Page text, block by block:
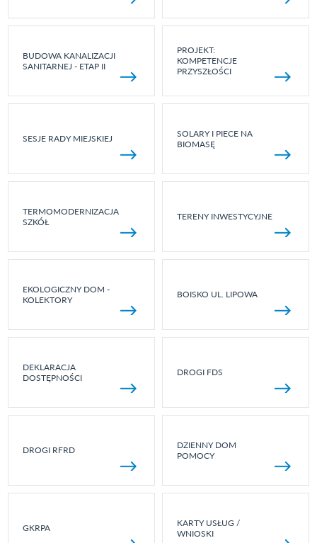
BUDOWA KANALIZACJI
SANITARNEJ - ETAP II
PROJEKT:
KOMPETENCJE
PRZYSZŁOŚCI
SESJE RADY MIEJSKIEJ
SOLARY I PIECE NA
BIOMASĘ
TERMOMODERNIZACJA
SZKÓŁ
TERENY INWESTYCYJNE
EKOLOGICZNY DOM -
KOLEKTORY
BOISKO UL. LIPOWA
DEKLARACJA
DOSTĘPNOŚCI
DROGI FDS
DROGI RFRD
DZIENNY DOM
POMOCY
GKRPA
KARTY USŁUG /
WNIOSKI